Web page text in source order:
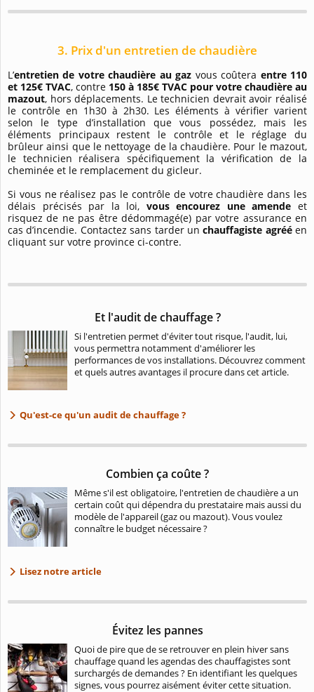
3. Prix d'un entretien de chaudière
L’entretien de votre chaudière au gaz vous coûtera entre 110
et 125€ TVAC, contre 150 à 185€ TVAC pour votre chaudière au
mazout, hors déplacements. Le technicien devrait avoir réalisé
le contrôle en 1h30 à 2h30. Les éléments à vérifier varient
selon le type d’installation que vous possédez, mais les
éléments principaux restent le contrôle et le réglage du
brûleur ainsi que le nettoyage de la chaudière. Pour le mazout,
le technicien réalisera spécifiquement la vérification de la
cheminée et le remplacement du gicleur.
Si vous ne réalisez pas le contrôle de votre chaudière dans les
délais précisés par la loi, vous encourez une amendeet
risquez de ne pas être dédommagé(e) par votre assurance en
cas d’incendie. Contactez sans tarder unchauffagiste agrééen
cliquant sur votre province ci-contre.
Et l'audit de chauffage ?
Si l'entretien permet d'éviter tout risque, l'audit, lui,
vous permettra notamment d'améliorer les
performances de vos installations. Découvrez comment
et quels autres avantages il procure dans cet article.
Qu'est-ce qu'un audit de chauffage ?
Combien ça coûte ?
Même s'il est obligatoire, l'entretien de chaudière a un
certain coût qui dépendra du prestataire mais aussi du
modèle de l'appareil (gaz ou mazout). Vous voulez
connaître le budget nécessaire ?
Lisez notre article
Évitez les pannes
Quoi de pire que de se retrouver en plein hiver sans
chauffage quand les agendas des chauffagistes sont
surchargés de demandes ? En identifiant les quelques
signes, vous pourrez aisément éviter cette situation.